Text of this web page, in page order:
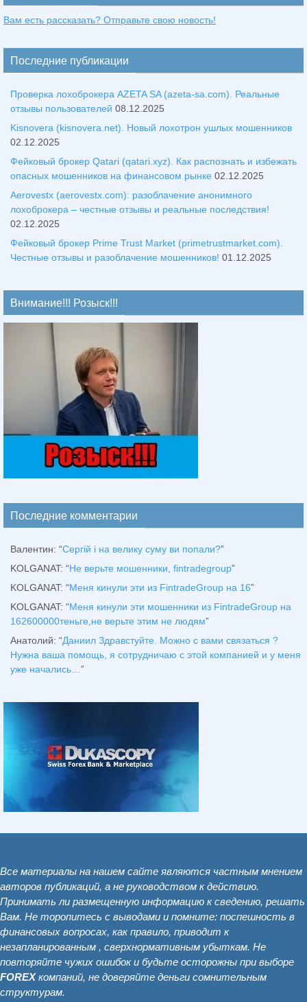
Вам есть рассказать? Отправьте свою новость!
Последние публикации
Проверка лохоброкера AZETA SA (azeta-sa.com). Реальные
отзывы пользователей 08.12.2025
Kisnovera (kisnovera.net). Новый лохотрон ушлых мошенников
02.12.2025
Фейковый брокер Qatari (qatari.xyz). Как распознать и избежать
опасных мошенников на финансовом рынке 02.12.2025
Aerovestx (aerovestx.com): разоблачение анонимного
лохоброкера – честные отзывы и реальные последствия!
02.12.2025
Фейковый брокер Prime Trust Market (primetrustmarket.com).
Честные отзывы и разоблачение мошенников! 01.12.2025
Внимание!!! Розыск!!!
Последние комментарии
Валентин: “Сергій і на велику суму ви попали?”
KOLGANAT: “Не верьте мошенники, fintradegroup”
KOLGANAT: “Меня кинули эти из FintradeGroup на 16”
KOLGANAT: “Меня кинули эти мошенники из FintradeGroup на
162600000теньге,не верьте этим не людям”
Анатолий: “Даниил Здравстуйте. Можно с вами связаться ?
Нужна ваша помощь, я сотрудничаю с этой компанией и у меня
уже начались… ”
Все материалы на нашем сайте являются частным мнением
авторов публикаций, а не руководством к действию.
Принимать ли размещенную информацию к сведению, решать
Вам. Не торопитесь с выводами и помните: поспешность в
финансовых вопросах, как правило, приводит к
незапланированным , сверхнормативным убыткам. Не
повторяйте чужих ошибок и будьте осторожны при выборе
FOREXкомпаний, не доверяйте деньги сомнительным
структурам.